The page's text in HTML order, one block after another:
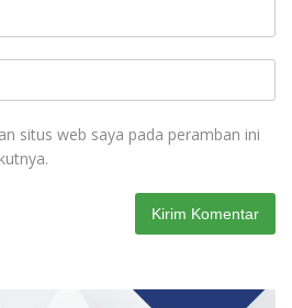
situs web saya pada peramban ini